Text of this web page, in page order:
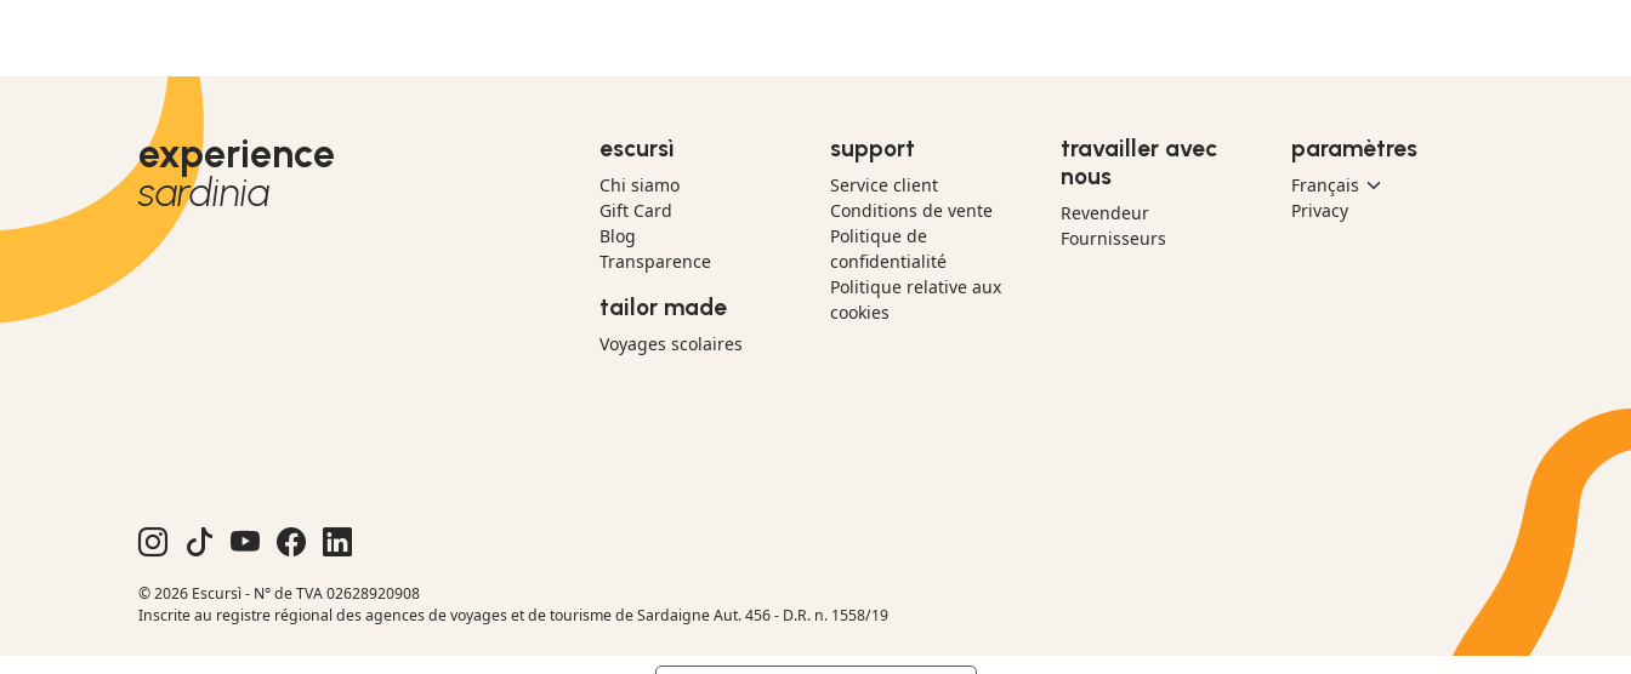
experience
sardinia
escursì
Chi siamo
Gift Card
Blog
Transparence
tailor made
Voyages scolaires
support
Service client
Conditions de vente
Politique de
confidentialité
Politique relative aux
cookies
travailler avec
nous
Revendeur
Fournisseurs
paramètres
Privacy
© 2026 Escursì - N° de TVA 02628920908
Inscrite au registre régional des agences de voyages et de tourisme de Sardaigne Aut. 456 - D.R. n. 1558/19